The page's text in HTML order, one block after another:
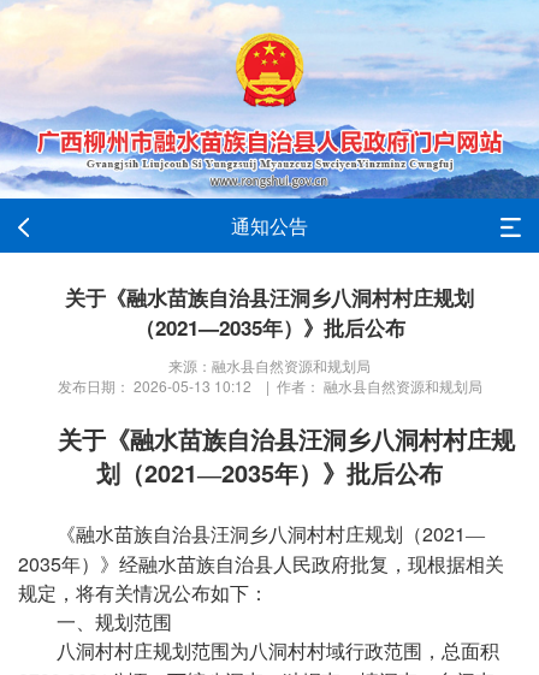
通知公告
关于《融水苗族自治县汪洞乡八洞村村庄规划
（2021—2035年）》批后公布
来源：融水县自然资源和规划局
发布日期： 2026-05-13 10:12 | 作者： 融水县自然资源和规划局
关于《融水苗族自治县汪洞乡八洞村村庄规
划（2021—2035年）》批后公布
《融水苗族自治县汪洞乡八洞村村庄规划（2021—
2035年）》经融水苗族自治县人民政府批复，现根据相关
规定，将有关情况公布如下：
一、规划范围
八洞村村庄规划范围为八洞村村域行政范围，总面积